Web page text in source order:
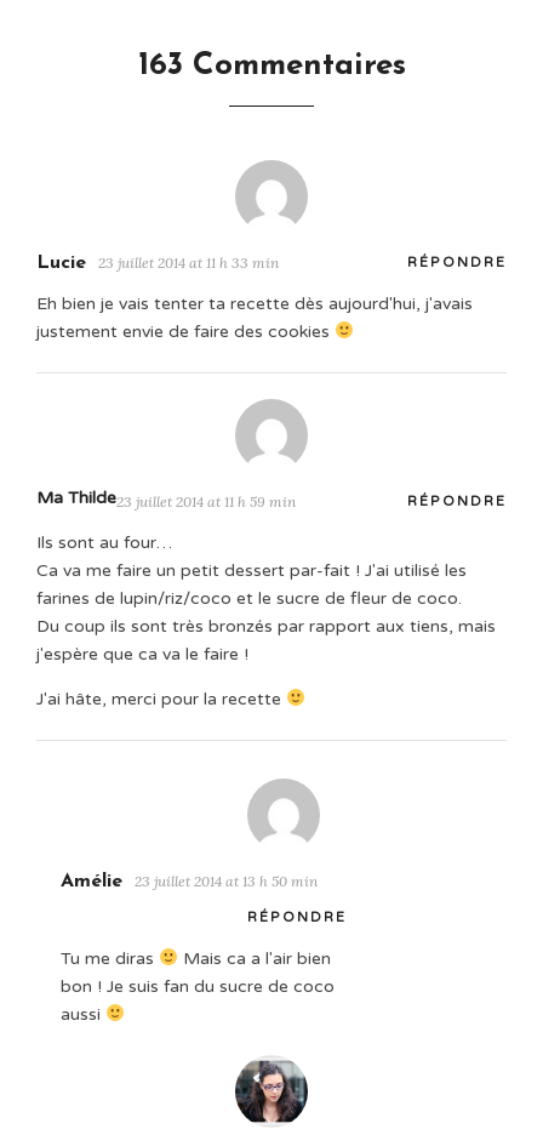
163 Commentaires
Lucie 23 juillet 2014 at 11 h 33 min RÉPONDRE
Eh bien je vais tenter ta recette dès aujourd'hui, j'avais
justement envie de faire des cookies
Ma Thilde23 juillet 2014 at 11 h 59 min RÉPONDRE
Ils sont au four…
Ca va me faire un petit dessert par-fait ! J'ai utilisé les
farines de lupin/riz/coco et le sucre de fleur de coco.
Du coup ils sont très bronzés par rapport aux tiens, mais
j'espère que ca va le faire !
J'ai hâte, merci pour la recette
Amélie 23 juillet 2014 at 13 h 50 min
RÉPONDRE
Tu me diras
Mais ca a l'air bien
bon ! Je suis fan du sucre de coco
aussi